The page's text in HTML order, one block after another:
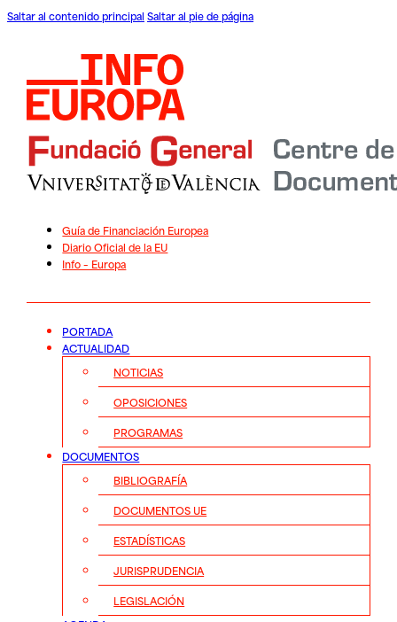
Saltar al contenido principal Saltar al pie de página
Guía de Financiación Europea
Diario Oficial de la EU
Info – Europa
PORTADA
ACTUALIDAD
NOTICIAS
OPOSICIONES
PROGRAMAS
DOCUMENTOS
BIBLIOGRAFÍA
DOCUMENTOS UE
ESTADÍSTICAS
JURISPRUDENCIA
LEGISLACIÓN